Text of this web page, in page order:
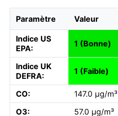
Paramètre Valeur
Indice US
EPA:
1 (Bonne)
Indice UK
DEFRA:
1 (Faible)
CO:
147.0 µg/m³
O3:
57.0 µg/m³